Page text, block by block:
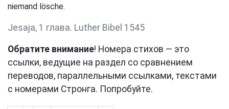
niemand lösche.
Jesaja, 1 глава. Luther Bibel 1545
Обратите внимание! Номера стихов — это
ссылки, ведущие на раздел со сравнением
переводов, параллельными ссылками, текстами
с номерами Стронга. Попробуйте.